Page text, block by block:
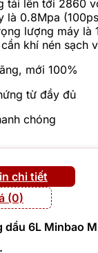
tải lên tới 2860
là 0.8Mpa
lượng máy là
khí nén sạch
mới 100%
từ đầy đủ
chóng
chi tiết
(0)
dầu 6L Minbao